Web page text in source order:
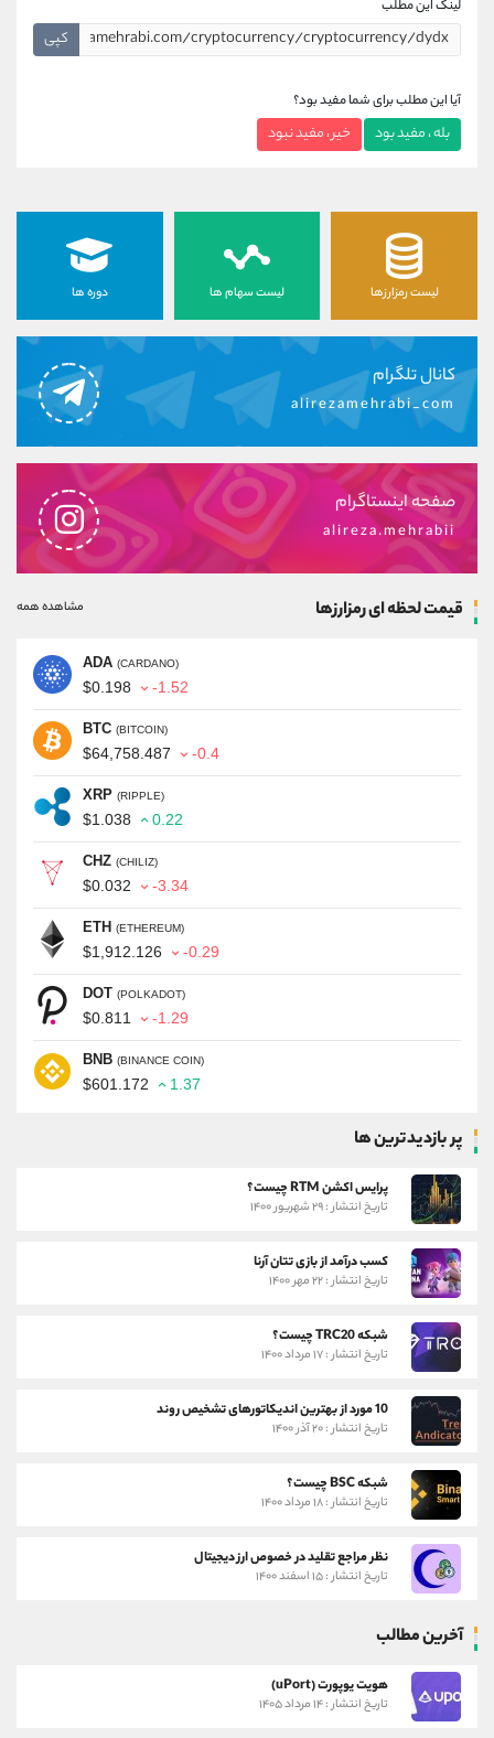
لینک این مطلب
کپی
آیا این مطلب برای شما مفید بود؟
بله ، مفید بود خیر ، مفید نبود
لیست رمزارزها لیست سهام ها دوره ها
کانال تلگرام
alirezamehrabi_com
صفحه اینستاگرام
alireza.mehrabii
قیمت لحظه ای رمزارزها مشاهده همه
ADA (CARDANO)
$0.198 -1.52
BTC (BITCOIN)
$64,758.487 -0.4
XRP (RIPPLE)
$1.038 0.22
CHZ (CHILIZ)
$0.032 -3.34
ETH (ETHEREUM)
$1,912.126 -0.29
DOT (POLKADOT)
$0.811 -1.29
BNB (BINANCE COIN)
$601.172 1.37
پر بازدیدترین ها
پرایس اکشن RTM چیست؟
تاریخ انتشار : ۲۹ شهریور ۱۴۰۰
کسب درآمد از بازی تتان آرنا
تاریخ انتشار : ۲۲ مهر ۱۴۰۰
شبکه TRC20 چیست؟
تاریخ انتشار : ۱۷ مرداد ۱۴۰۰
10 مورد از بهترین اندیکاتورهای تشخیص روند
تاریخ انتشار : ۲۰ آذر ۱۴۰۰
شبکه BSC چیست؟
تاریخ انتشار : ۱۸ مرداد ۱۴۰۰
نظر مراجع تقلید در خصوص ارز دیجیتال
تاریخ انتشار : ۱۵ اسفند ۱۴۰۰
آخرین مطالب
هویت یوپورت (uPort)
تاریخ انتشار : ۱۴ مرداد ۱۴۰۵